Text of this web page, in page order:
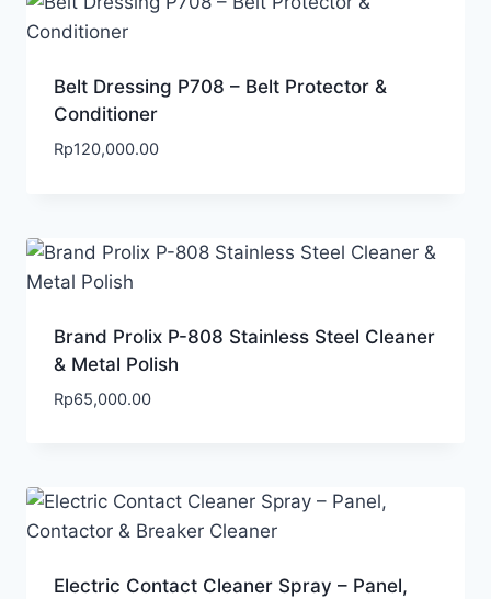
Belt Dressing P708 – Belt Protector &
Conditioner
Rp120,000.00
Brand Prolix P-808 Stainless Steel Cleaner
& Metal Polish
Rp65,000.00
Electric Contact Cleaner Spray – Panel,